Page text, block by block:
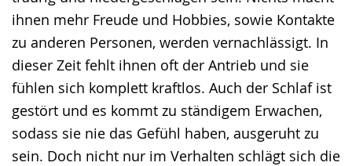
ihnen mehr Freude und Hobbies, sowie Kontakte
zu anderen Personen, werden vernachlässigt. In
dieser Zeit fehlt ihnen oft der Antrieb und sie
fühlen sich komplett kraftlos. Auch der Schlaf ist
gestört und es kommt zu ständigem Erwachen,
sodass sie nie das Gefühl haben, ausgeruht zu
sein. Doch nicht nur im Verhalten schlägt sich die